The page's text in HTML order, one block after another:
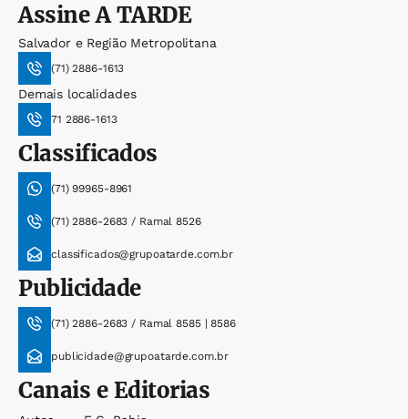
AssineA TARDE
Salvador e Região Metropolitana
(71) 2886-1613
Demais localidades
71 2886-1613
Classificados
(71) 99965-8961
(71) 2886-2683 / Ramal 8526
classificados@grupoatarde.com.br
Publicidade
(71) 2886-2683 / Ramal 8585 | 8586
publicidade@grupoatarde.com.br
Canais e Editorias